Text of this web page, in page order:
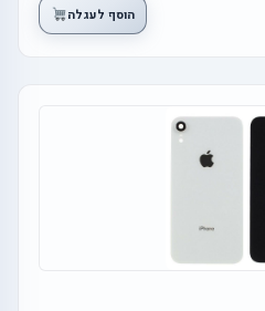
הוסף לעגלה